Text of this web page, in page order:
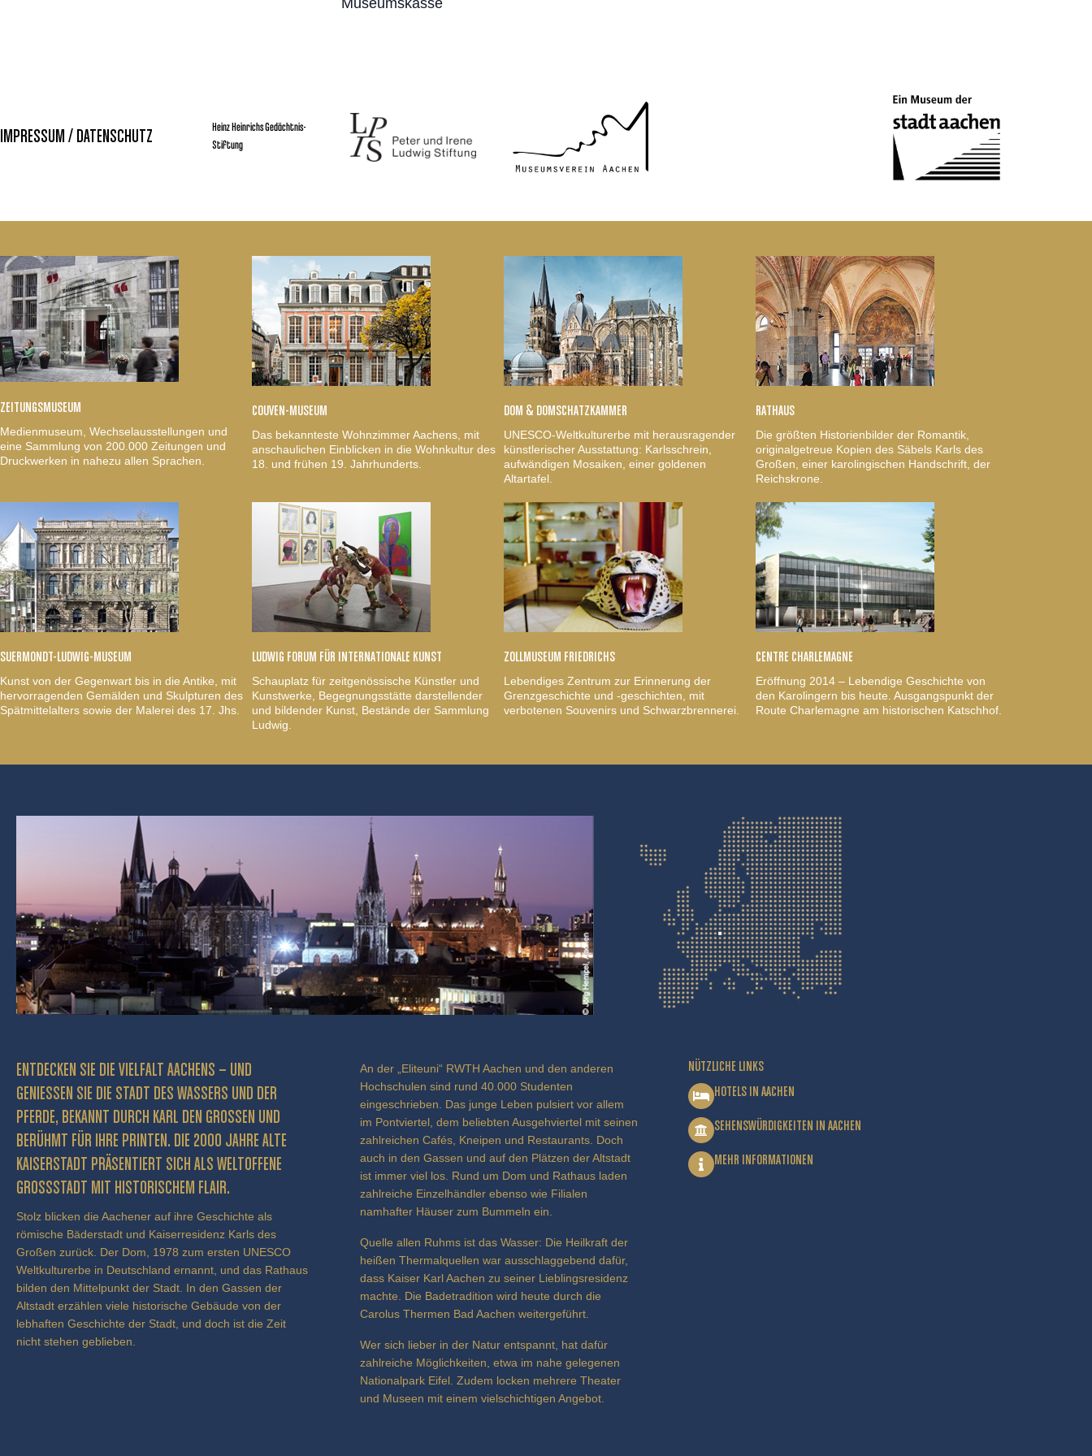
Museumskasse
IMPRESSUM / DATENSCHUTZ
Heinz Heinrichs Gedächtnis-
Stiftung
ZEITUNGSMUSEUM
Medienmuseum, Wechselausstellungen und
eine Sammlung von 200.000 Zeitungen und
Druckwerken in nahezu allen Sprachen.
COUVEN-MUSEUM
Das bekannteste Wohnzimmer Aachens, mit
anschaulichen Einblicken in die Wohnkultur des
18. und frühen 19. Jahrhunderts.
DOM & DOMSCHATZKAMMER
UNESCO-Weltkulturerbe mit herausragender
künstlerischer Ausstattung: Karlsschrein,
aufwändigen Mosaiken, einer goldenen
Altartafel.
RATHAUS
Die größten Historienbilder der Romantik,
originalgetreue Kopien des Säbels Karls des
Großen, einer karolingischen Handschrift, der
Reichskrone.
SUERMONDT-LUDWIG-MUSEUM
Kunst von der Gegenwart bis in die Antike, mit
hervorragenden Gemälden und Skulpturen des
Spätmittelalters sowie der Malerei des 17. Jhs.
LUDWIG FORUM FÜR INTERNATIONALE KUNST
Schauplatz für zeitgenössische Künstler und
Kunstwerke, Begegnungsstätte darstellender
und bildender Kunst, Bestände der Sammlung
Ludwig.
ZOLLMUSEUM FRIEDRICHS
Lebendiges Zentrum zur Erinnerung der
Grenzgeschichte und -geschichten, mit
verbotenen Souvenirs und Schwarzbrennerei.
CENTRE CHARLEMAGNE
Eröffnung 2014 – Lebendige Geschichte von
den Karolingern bis heute. Ausgangspunkt der
Route Charlemagne am historischen Katschhof.
ENTDECKEN SIE DIE VIELFALT AACHENS – UND
GENIESSEN SIE DIE STADT DES WASSERS UND DER P
FERDE, BEKANNT DURCH KARL DEN GROSSEN UND BE
RÜHMT FÜR IHRE PRINTEN. DIE 2000 JAHRE ALTE KA
ISERSTADT PRÄSENTIERT SICH ALS WELTOFFENE GR
OSSSTADT MIT HISTORISCHEM FLAIR.
Stolz blicken die Aachener auf ihre Geschichte als
römische Bäderstadt und Kaiserresidenz Karls des
Großen zurück. Der Dom, 1978 zum ersten UNESCO
Weltkulturerbe in Deutschland ernannt, und das Rathaus
bilden den Mittelpunkt der Stadt. In den Gassen der
Altstadt erzählen viele historische Gebäude von der
lebhaften Geschichte der Stadt, und doch ist die Zeit
nicht stehen geblieben.
An der „Eliteuni“ RWTH Aachen und den anderen
Hochschulen sind rund 40.000 Studenten
eingeschrieben. Das junge Leben pulsiert vor allem
im Pontviertel, dem beliebten Ausgehviertel mit seinen
zahlreichen Cafés, Kneipen und Restaurants. Doch
auch in den Gassen und auf den Plätzen der Altstadt
ist immer viel los. Rund um Dom und Rathaus laden
zahlreiche Einzelhändler ebenso wie Filialen
namhafter Häuser zum Bummeln ein.
Quelle allen Ruhms ist das Wasser: Die Heilkraft der
heißen Thermalquellen war ausschlaggebend dafür,
dass Kaiser Karl Aachen zu seiner Lieblingsresidenz
machte. Die Badetradition wird heute durch die
Carolus Thermen Bad Aachen weitergeführt.
Wer sich lieber in der Natur entspannt, hat dafür
zahlreiche Möglichkeiten, etwa im nahe gelegenen
Nationalpark Eifel. Zudem locken mehrere Theater
und Museen mit einem vielschichtigen Angebot.
NÜTZLICHE LINKS
HOTELS IN AACHEN
SEHENSWÜRDIGKEITEN IN AACHEN
MEHR INFORMATIONEN